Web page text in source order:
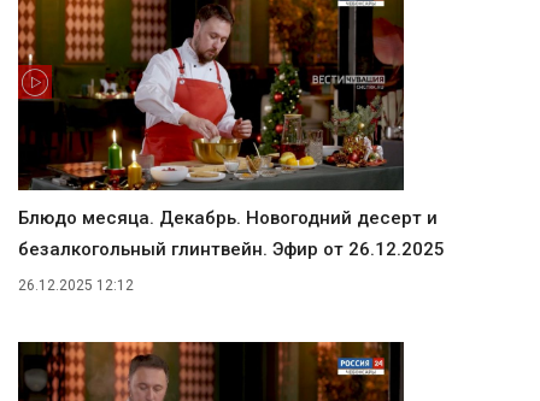
Блюдо месяца. Декабрь. Новогодний десерт и
безалкогольный глинтвейн. Эфир от 26.12.2025
26.12.2025 12:12